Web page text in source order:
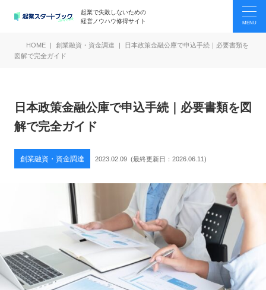
起業で失敗しないための
経営ノウハウ修得サイト
HOME 創業融資・資金調達
日本政策金融公庫で申込手続｜必要書類を
図解で完全ガイド
日本政策金融公庫で申込手続｜必要書類を図
解で完全ガイド
創業融資・資金調達 2023.02.09 (最終更新日： 2026.06.11)